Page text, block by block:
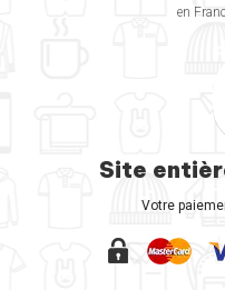
en
Site
Votre